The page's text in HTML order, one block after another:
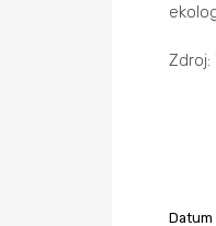
Zdroj:
Datum